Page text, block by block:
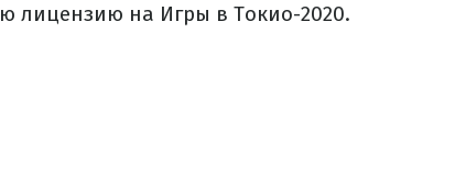
лицензию на Игры в Токио-2020.